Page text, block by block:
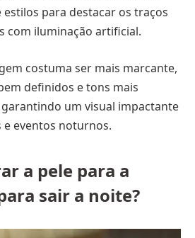
para destacar os traços
com iluminação artificial.
costuma ser mais marcante,
definidos e tons mais
um visual impactante
e eventos noturnos.
a pele para a
sair a noite?